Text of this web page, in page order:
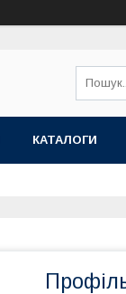
КАТАЛОГИ